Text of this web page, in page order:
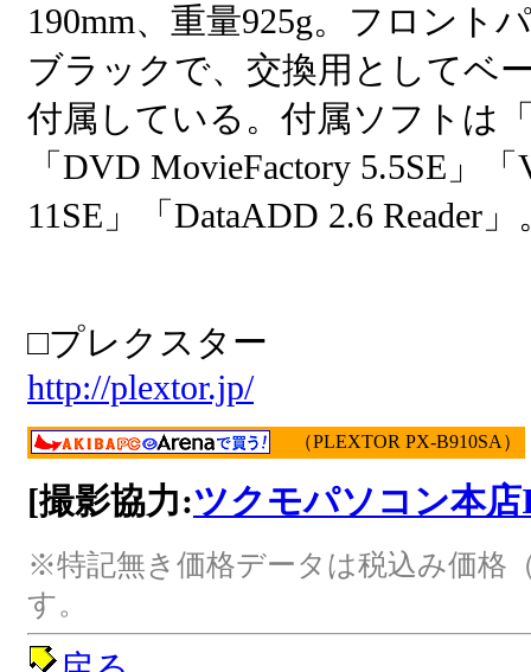
190mm、重量925g。フロント
ブラックで、交換用としてベ
付属している。付属ソフトは
「DVD MovieFactory 5.5SE」「
11SE」「DataADD 2.6 Reader」
□プレクスター
http://plextor.jp/
（PLEXTOR PX-B910SA）
[撮影協力:ツクモパソコン本
※特記無き価格データは税込み価格
す。